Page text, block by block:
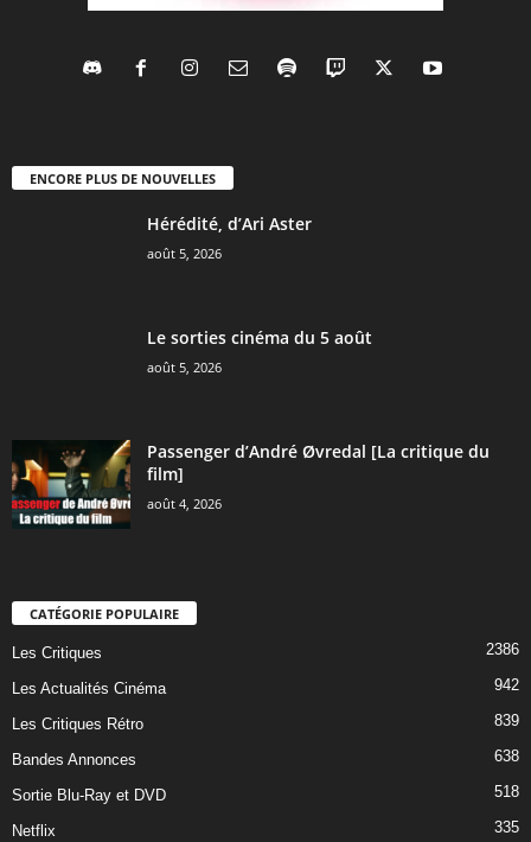
ENCORE PLUS DE NOUVELLES
Hérédité, d’Ari Aster
août 5, 2026
Le sorties cinéma du 5 août
août 5, 2026
Passenger d’André Øvredal [La critique du
film]
août 4, 2026
CATÉGORIE POPULAIRE
Les Critiques 2386
Les Actualités Cinéma 942
Les Critiques Rétro 839
Bandes Annonces 638
Sortie Blu-Ray et DVD 518
Netflix 335